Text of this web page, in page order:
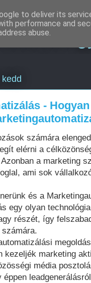
-
számára
elérni a
a marketing
ami sok
és a
egy olyan
részét, így
kezeljék marketing
média
to deliver its
performance and
abuse.